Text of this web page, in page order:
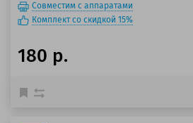
Совместим с аппаратами
Комплект со скидкой 15%
180 р.